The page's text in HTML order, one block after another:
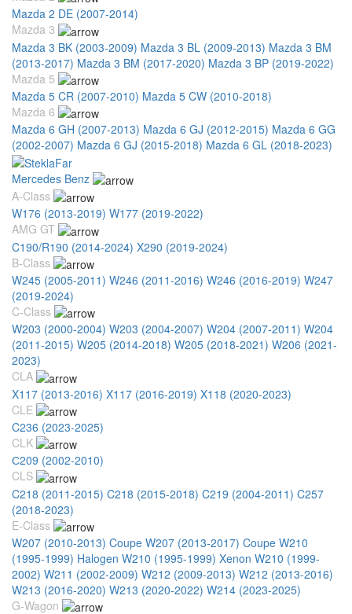
Mazda 2 DE (2007-2014)
Mazda 3
Mazda 3 BK (2003-2009) Mazda 3 BL (2009-2013) Mazda 3 BM
(2013-2017) Mazda 3 BM (2017-2020) Mazda 3 BP (2019-2022)
Mazda 5
Mazda 5 CR (2007-2010) Mazda 5 CW (2010-2018)
Mazda 6
Mazda 6 GH (2007-2013) Mazda 6 GJ (2012-2015) Mazda 6 GG
(2002-2007) Mazda 6 GJ (2015-2018) Mazda 6 GL (2018-2023)
Mercedes Benz
A-Class
W176 (2013-2019) W177 (2019-2022)
AMG GT
C190/R190 (2014-2024) X290 (2019-2024)
B-Class
W245 (2005-2011) W246 (2011-2016) W246 (2016-2019) W247
(2019-2024)
C-Class
W203 (2000-2004) W203 (2004-2007) W204 (2007-2011) W204
(2011-2015) W205 (2014-2018) W205 (2018-2021) W206 (2021-
2023)
CLA
X117 (2013-2016) X117 (2016-2019) X118 (2020-2023)
CLE
C236 (2023-2025)
CLK
С209 (2002-2010)
CLS
C218 (2011-2015) C218 (2015-2018) C219 (2004-2011) C257
(2018-2023)
E-Class
W207 (2010-2013) Coupe W207 (2013-2017) Coupe W210
(1995-1999) Halogen W210 (1995-1999) Xenon W210 (1999-
2002) W211 (2002-2009) W212 (2009-2013) W212 (2013-2016)
W213 (2016-2020) W213 (2020-2022) W214 (2023-2025)
G-Wagon